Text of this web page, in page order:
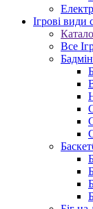
Ігрові види
Все